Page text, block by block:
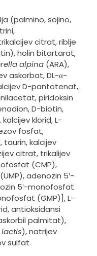
(palmino, sojino,
citrat, riblje
holin bitartarat,
alpina(ARA),
askorbat, DL-α-
D-pantotenat,
piridoksin
D-biotin,
klorid, L-
fosfat,
taurin, kalcijev
citrat, trikalijev
(CMP),
adenozin 5′-
5′-monofosfat
(GMP)], L-
antioksidansi
palmitat),
lactis), natrijev
sulfat.